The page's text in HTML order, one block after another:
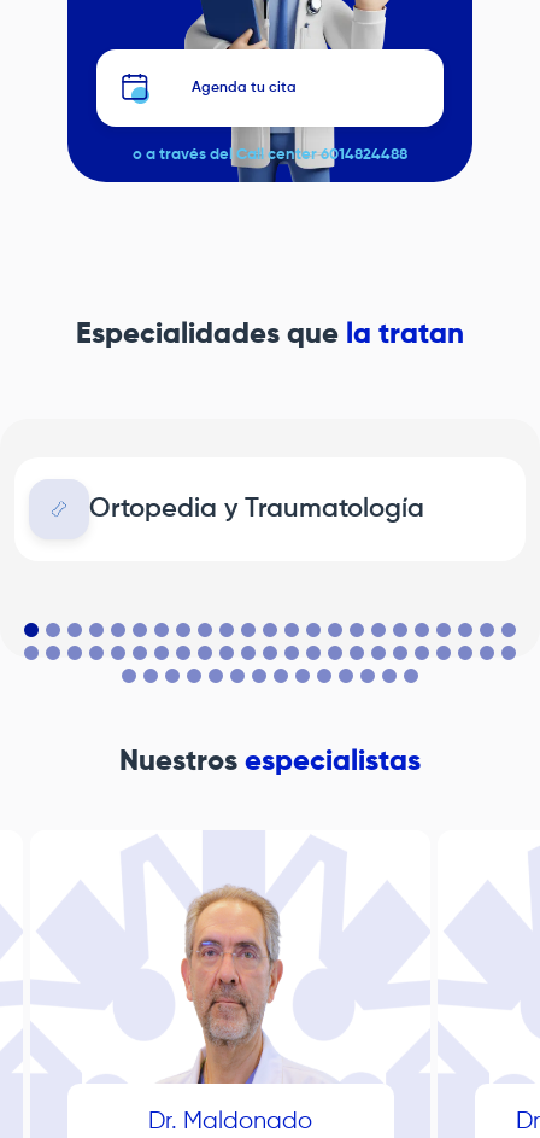
Agenda tu cita
o a través del Call center 6014824488
Especialidades que la tratan
Ortopedia y Traumatología
Nuestros especialistas
Dr. Maldonado